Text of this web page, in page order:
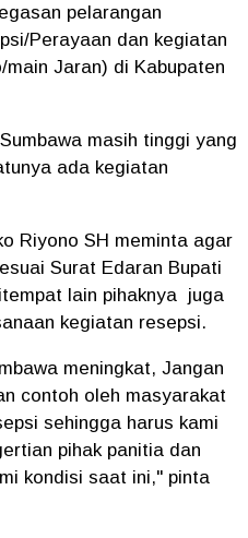
pelarangan
Perayaan dan kegiatan
Jaran) di Kabupaten
masih tinggi yang
ada kegiatan
Riyono SH meminta agar
Surat Edaran Bupati
lain pihaknya juga
kegiatan resepsi.
meningkat, Jangan
contoh oleh masyarakat
sehingga harus kami
pihak panitia dan
kondisi saat ini," pinta